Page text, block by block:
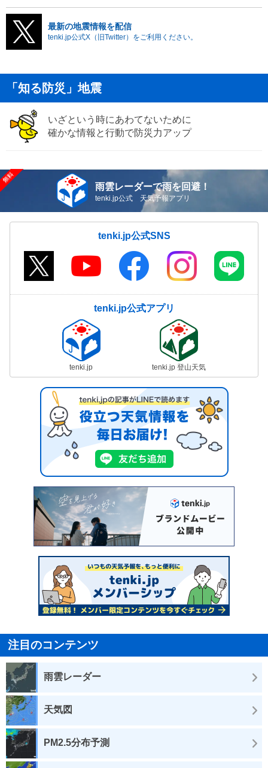
最新の地震情報を配信
tenki.jp公式X（旧Twitter）をご利用ください。
「知る防災」地震
いざという時にあわてないために
確かな情報と行動で防災力アップ
雨雲レーダーで雨を回避！
tenki.jp公式 天気予報アプリ
tenki.jp公式SNS
tenki.jp公式アプリ
tenki.jp tenki.jp 登山天気
注目のコンテンツ
雨雲レーダー
天気図
PM2.5分布予測